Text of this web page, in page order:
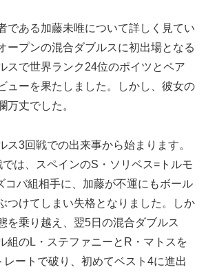
である加藤未唯について詳しく見てい
ープンの混合ダブルスに初出場となる
スで世界ランク24位のポイツとペア
ューを果たしました。しかし、彼女の
万丈でした。
ス3回戦での出来事から始まります。
は、スペインのS・ソリベス=トルモ
コバ組相手に、加藤が不運にもボール
つけてしまい失格となりました。しか
を乗り越え、翌5日の混合ダブルス
組のL・ステファニーとR・マトスを
レートで破り、初めてベスト4に進出